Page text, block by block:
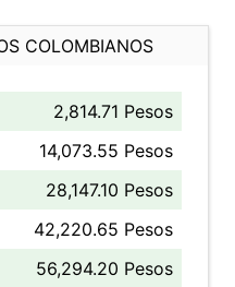
COLOMBIANOS
2,814.71 Pesos
14,073.55 Pesos
28,147.10 Pesos
42,220.65 Pesos
56,294.20 Pesos